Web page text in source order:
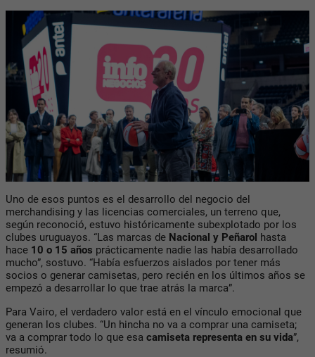
Uno de esos puntos es el desarrollo del negocio del
merchandising y las licencias comerciales, un terreno que,
según reconoció, estuvo históricamente subexplotado por los
clubes uruguayos. “Las marcas de Nacional y Peñarol hasta
hace 10 o 15 años prácticamente nadie las había desarrollado
mucho”, sostuvo. “Había esfuerzos aislados por tener más
socios o generar camisetas, pero recién en los últimos años se
empezó a desarrollar lo que trae atrás la marca”.
Para Vairo, el verdadero valor está en el vínculo emocional que
generan los clubes. “Un hincha no va a comprar una camiseta;
va a comprar todo lo que esa camiseta representa en su vida”,
resumió.